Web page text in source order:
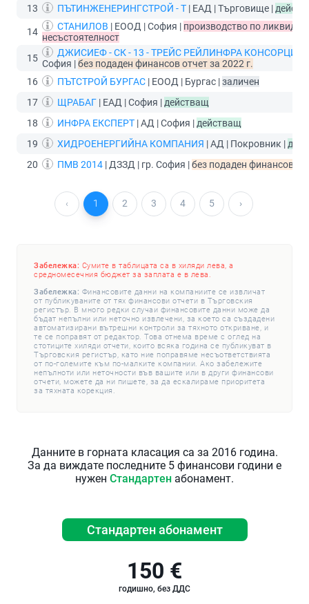
13
ПЪТИНЖЕНЕРИНГСТРОЙ - Т | ЕАД | Търговище |
14 СТАНИЛОВ | ЕООД | София | производство по
несъстоятелност
15
ДЖИСИЕФ - СК - 13 - ТРЕЙС РЕЙЛИНФРА
София |без подаден финансов отчет за 2022 г.
16
ПЪТСТРОЙ БУРГАС | ЕООД | Бургас |заличен
17
ЩРАБАГ | ЕАД | София | действащ
18
ИНФРА ЕКСПЕРТ | АД | София | действащ
19
ХИДРОЕНЕРГИЙНА КОМПАНИЯ | АД | Покровник |
20
ПМВ 2014 | ДЗЗД | гр. София |без подаден финансов
‹ 1 2 3 4 5 ›
Забележка: Сумите в таблицата са в хиляди лева, а
средномесечния бюджет за заплата е в лева.
Забележка: Финансовите данни на компаниите се извличат
от публикуваните от тях финансови отчети в Търговския
регистър. В много редки случаи финансовите данни може да
бъдат непълни или неточно извлечени, за което са създадени
автоматизирани вътрешни контроли за тяхното откриване, и
те се поправят от редактор. Това отнема време с оглед на
стотиците хиляди отчети, които всяка година се публикуват в
Търговския регистър, като ние поправяме несъответствията
от по-големите към по-малките компании. Ако забележите
непълноти или неточности във вашите или в други финансови
отчети, можете да ни пишете, за да ескалираме приоритета
за тяхната корекция.
Данните в горната класация са за 2016 година.
За да виждате последните 5 финансови години е
нужен Стандартен абонамент.
Стандартен абонамент
150 €
годишно, без ДДС